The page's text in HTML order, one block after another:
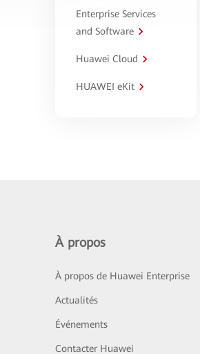
Enterprise Services
and Software
Huawei Cloud
HUAWEI eKit
À propos
À propos de Huawei Enterprise
Actualités
Événements
Contacter Huawei